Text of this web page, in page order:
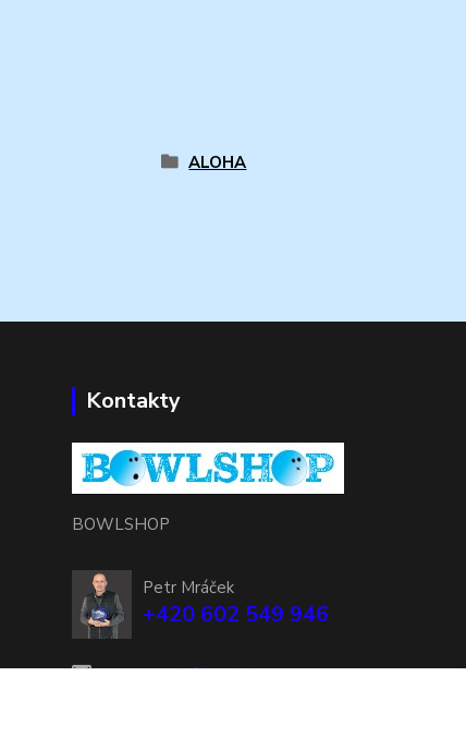
ALOHA
Kontakty
BOWLSHOP
Petr Mráček
+420 602 549 946
petrmracek@bowlshop.cz